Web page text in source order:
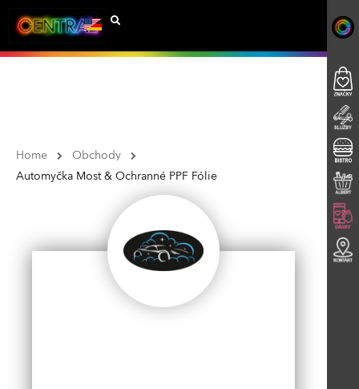
Home
Obchody
Automyčka Most & Ochranné PPF Fólie